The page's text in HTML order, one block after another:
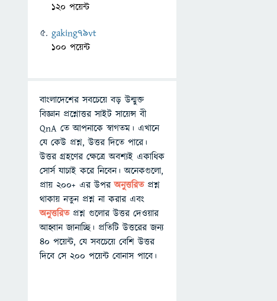
120 পয়েন্ট
gaking79vt
100 পয়েন্ট
বাংলাদেশের সবচেয়ে বড় উন্মুক্ত
বিজ্ঞান প্রশ্নোত্তর সাইট সায়েন্স বী
QnA তে আপনাকে স্বাগতম। এখানে
যে কেউ প্রশ্ন, উত্তর দিতে পারে।
উত্তর গ্রহণের ক্ষেত্রে অবশ্যই একাধিক
সোর্স যাচাই করে নিবেন। অনেকগুলো,
প্রায় ২০০+ এর উপরঅনুত্তরিতপ্রশ্ন
থাকায় নতুন প্রশ্ন না করার এবং
অনুত্তরিত প্রশ্ন গুলোর উত্তর দেওয়ার
আহ্বান জানাচ্ছি। প্রতিটি উত্তরের জন্য
৪০ পয়েন্ট, যে সবচেয়ে বেশি উত্তর
দিবে সে ২০০ পয়েন্ট বোনাস পাবে।